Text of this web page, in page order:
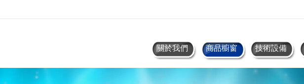
關於我們 商品櫥窗 技術設備